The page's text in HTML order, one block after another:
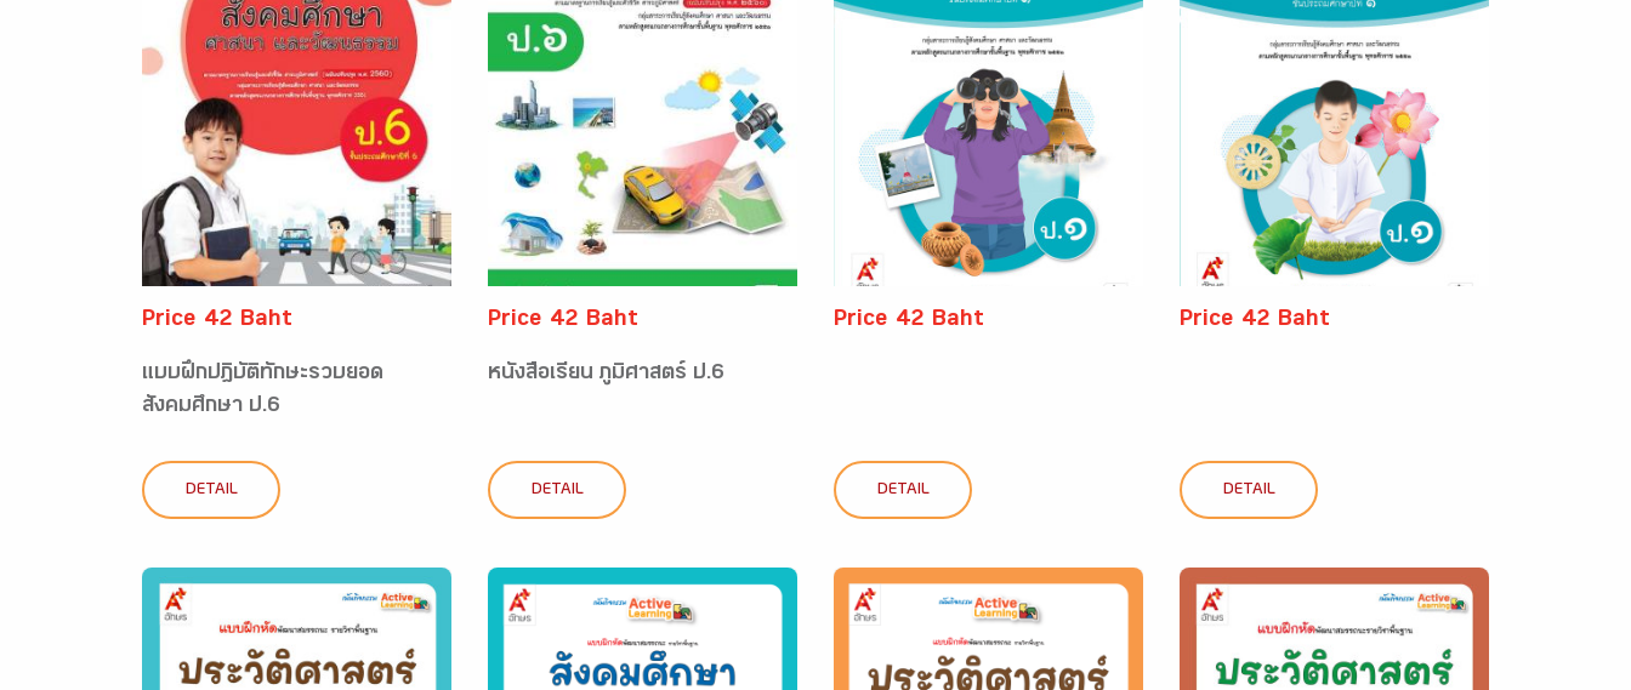
Price 42 Baht
แบบฝึกปฎิบัติทักษะรวบยอด
สังคมศึกษา ป.6
DETAIL
Price 42 Baht
หนังสือเรียน ภูมิศาสตร์ ป.6
DETAIL
Price 42 Baht
DETAIL
Price 42 Baht
DETAIL